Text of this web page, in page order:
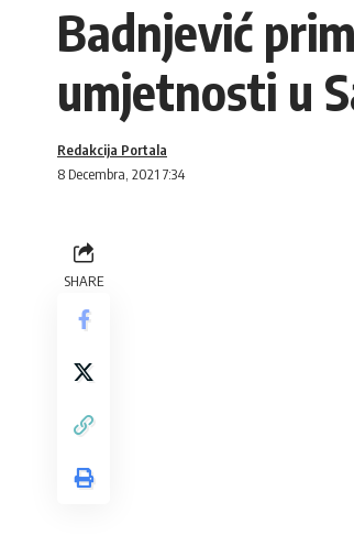
Badnjević
umjetnosti u
8 Decembra, 2021 7:34
Redakcija Portala
SHARE